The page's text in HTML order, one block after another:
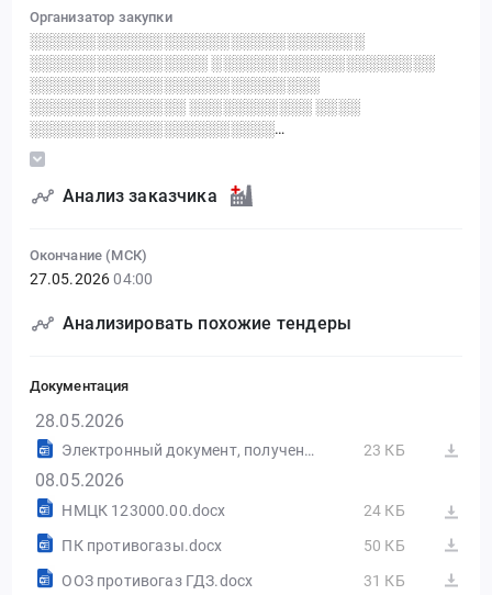
Организатор закупки
░░░░░░░░░░░░░░░░░░░░░░░░░░░░░░
░░░░░░░░░░░░░░░░ ░░░░░░░░░░░░░░░░░░░░
░░░░░░░░░░░░░░░░░░░░░░░░░░
░░░░░░░░░░░░░░ ░░░░░░░░░░░ ░░░░
░░░░░░░░░░░░░░░░░░░░░░
░░░░░░░░░░░░░░░░░░░░░░ ░░ ░░░░░░░░░░░░░░
░░░░░░░░░░░░░░░░░░░░░░ ░░░░░░░░░░░░░░░
░░░░░░░░░░░░░░░░░░░░░░░░
░░░░░░░░░░░░░░░░░░░░░░░░░░
░░░░░░░░░░░░░░░
Анализ заказчика
Окончание (МСК)
27.05.2026 04:00
Анализировать похожие тендеры
Документация
28.05.2026
Электронный документ, полученный из внешней системы 23 КБ
08.05.2026
НМЦК 123000.00.docx
24 КБ
ПК противогазы.docx
50 КБ
ООЗ противогаз ГДЗ.docx
31 КБ